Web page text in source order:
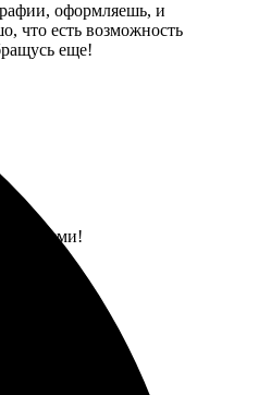
оформляешь, и
что есть возможность
еще!